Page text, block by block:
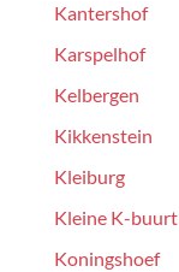
Kantershof
Karspelhof
Kelbergen
Kikkenstein
Kleiburg
Kleine K-buurt
Koningshoef